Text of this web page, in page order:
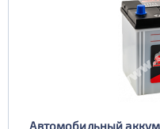
Автомобильный